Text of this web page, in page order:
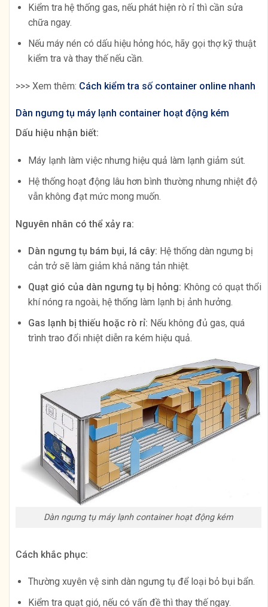
Kiểm tra hệ thống gas, nếu phát hiện rò rỉ thì cần sửa
chữa ngay.
Nếu máy nén có dấu hiệu hỏng hóc, hãy gọi thợ kỹ thuật
kiểm tra và thay thế nếu cần.
>>> Xem thêm: Cách kiểm tra số container online nhanh
Dàn ngưng tụ máy lạnh container hoạt động kém
Dấu hiệu nhận biết:
Máy lạnh làm việc nhưng hiệu quả làm lạnh giảm sút.
Hệ thống hoạt động lâu hơn bình thường nhưng nhiệt độ
vẫn không đạt mức mong muốn.
Nguyên nhân có thể xảy ra:
Dàn ngưng tụ bám bụi, lá cây: Hệ thống dàn ngưng bị
cản trở sẽ làm giảm khả năng tản nhiệt.
Quạt gió của dàn ngưng tụ bị hỏng: Không có quạt thổi
khí nóng ra ngoài, hệ thống làm lạnh bị ảnh hưởng.
Gas lạnh bị thiếu hoặc rò rỉ: Nếu không đủ gas, quá
trình trao đổi nhiệt diễn ra kém hiệu quả.
Dàn ngưng tụ máy lạnh container hoạt động kém
Cách khắc phục:
Thường xuyên vệ sinh dàn ngưng tụ để loại bỏ bụi bẩn.
Kiểm tra quạt gió, nếu có vấn đề thì thay thế ngay.